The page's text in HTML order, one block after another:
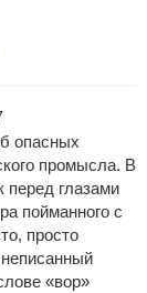
опасных
промысла. В
перед глазами
пойманного с
просто
«вор»